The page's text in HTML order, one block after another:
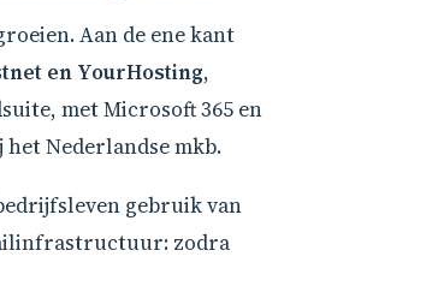
Aan de ene kant
en YourHosting,
met Microsoft 365 en
Nederlandse mkb.
gebruik van
zodra